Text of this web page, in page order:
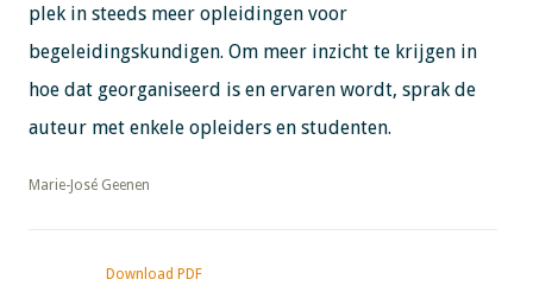
plek in steeds meer opleidingen voor
begeleidingskundigen. Om meer inzicht te krijgen in
hoe dat georganiseerd is en ervaren wordt, sprak de
auteur met enkele opleiders en studenten.
​​​​​​​Marie-José Geenen
Download PDF